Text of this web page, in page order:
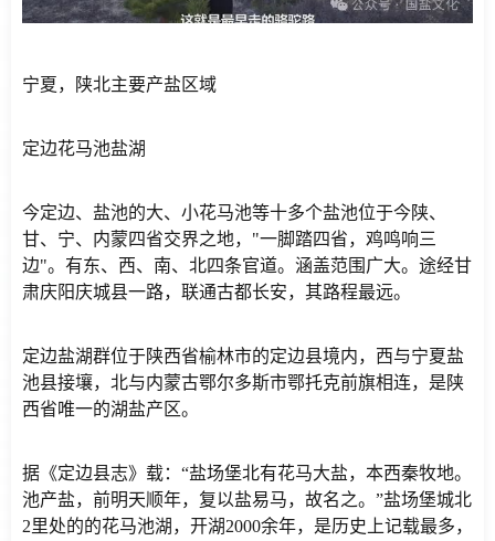
宁夏，陕北主要产盐区域
定边花马池盐湖
今定边、盐池的大、小花马池等十多个盐池位于今陕、
甘、宁、内蒙四省交界之地，"一脚踏四省，鸡鸣响三
边"。有东、西、南、北四条官道。涵盖范围广大。途经甘
肃庆阳庆城县一路，联通古都长安，其路程最远。
定边盐湖群位于陕西省榆林市的定边县境内，西与宁夏盐
池县接壤，北与内蒙古鄂尔多斯市鄂托克前旗相连，是陕
西省唯一的湖盐产区。
据《定边县志》载：“盐场堡北有花马大盐，本西秦牧地。
池产盐，前明天顺年，复以盐易马，故名之。”盐场堡城北
2里处的的花马池湖，开湖2000余年，是历史上记载最多，